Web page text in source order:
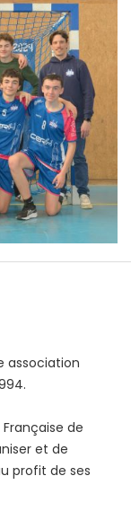
association
de
et de
profit de ses